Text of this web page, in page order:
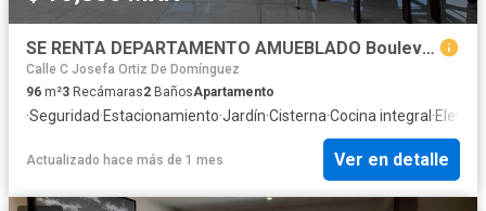
SE RENTA DEPARTAMENTO AMUEBLADO Boulevard San Felipe, Ex Hacienda Rancho Colorado, Heróica Puebla de Zaragoza, Puebla
Calle C Josefa Ortiz De Domínguez
96 m²3 Recámaras2 BañosApartamento
·Seguridad·Estacionamiento·Jardín·Cisterna·Cocina integral ·
Actualizado hace más de 1 mes Ver en detalle